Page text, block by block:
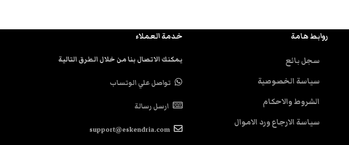
روابط هامة
سجل بائع
سياسة الخصوصية
الشروط والاحكام
سياسة الارجاع ورد الاموال
خدمة العملاء
يمكنك الاتصال بنا من خلال الطرق التالية
تواصل علي الوتساب
ارسل رسالة
support@eskendria.com